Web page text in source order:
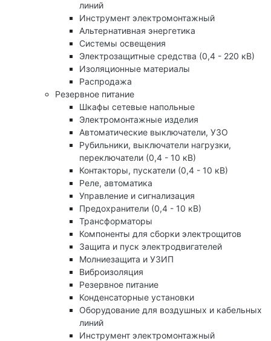
линий
Инструмент электромонтажный
Альтернативная энергетика
Системы освещения
Электрозащитные средства (0,4 - 220 кВ)
Изоляционные материалы
Распродажа
Резервное питание
Шкафы сетевые напольные
Электромонтажные изделия
Автоматические выключатели, УЗО
Рубильники, выключатели нагрузки,
переключатели (0,4 - 10 кВ)
Контакторы, пускатели (0,4 - 10 кВ)
Реле, автоматика
Управление и сигнализация
Предохранители (0,4 - 10 кВ)
Трансформаторы
Компоненты для сборки электрощитов
Защита и пуск электродвигателей
Молниезащита и УЗИП
Виброизоляция
Резервное питание
Конденсаторные установки
Оборудование для воздушных и кабельных
линий
Инструмент электромонтажный